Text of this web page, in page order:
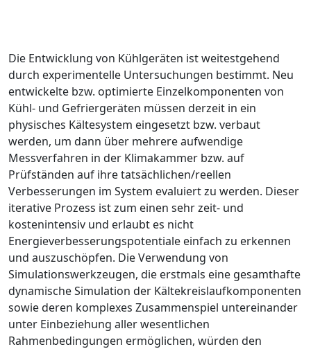
Die Entwicklung von Kühlgeräten ist weitestgehend
durch experimentelle Untersuchungen bestimmt. Neu
entwickelte bzw. optimierte Einzelkomponenten von
Kühl- und Gefriergeräten müssen derzeit in ein
physisches Kältesystem eingesetzt bzw. verbaut
werden, um dann über mehrere aufwendige
Messverfahren in der Klimakammer bzw. auf
Prüfständen auf ihre tatsächlichen/reellen
Verbesserungen im System evaluiert zu werden. Dieser
iterative Prozess ist zum einen sehr zeit- und
kostenintensiv und erlaubt es nicht
Energieverbesserungspotentiale einfach zu erkennen
und auszuschöpfen. Die Verwendung von
Simulationswerkzeugen, die erstmals eine gesamthafte
dynamische Simulation der Kältekreislaufkomponenten
sowie deren komplexes Zusammenspiel untereinander
unter Einbeziehung aller wesentlichen
Rahmenbedingungen ermöglichen, würden den